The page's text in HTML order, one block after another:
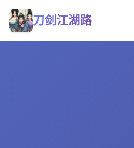
刀剑江湖路